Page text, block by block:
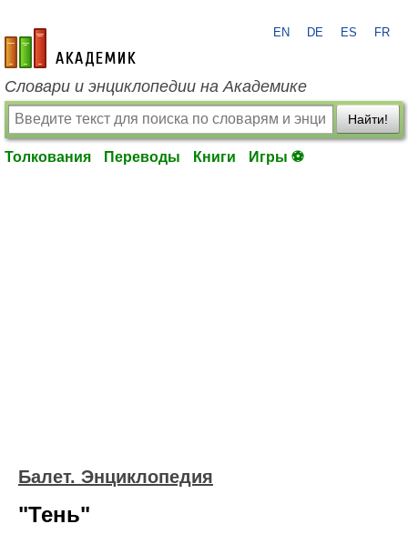
academic.ru
EN DE ES FR
Словари и энциклопедии на Академике
Найти!
Толкования Переводы Книги Игры ⚽
Балет. Энциклопедия
"Тень"